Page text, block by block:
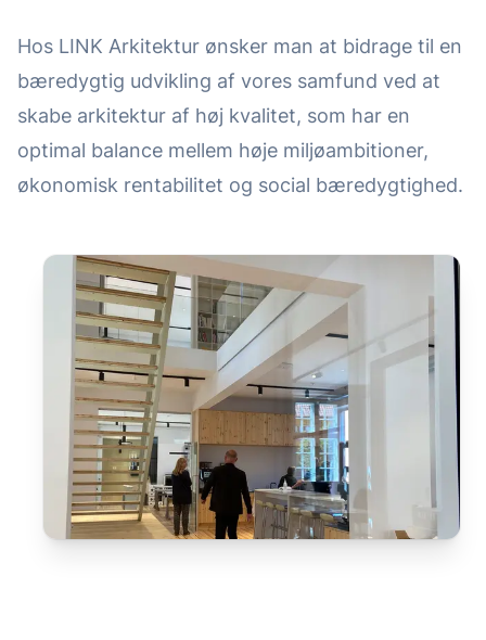
Hos LINK Arkitektur ønsker man at bidrage til en
bæredygtig udvikling af vores samfund ved at
skabe arkitektur af høj kvalitet, som har en
optimal balance mellem høje miljøambitioner,
økonomisk rentabilitet og social bæredygtighed.